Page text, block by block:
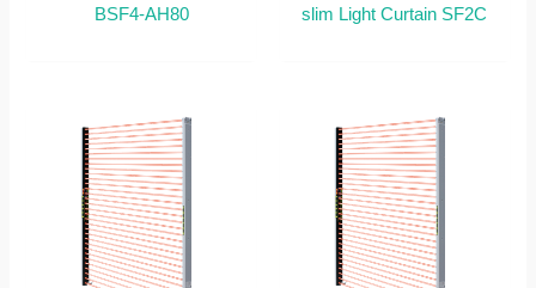
BSF4-AH80
slim Light Curtain SF2C